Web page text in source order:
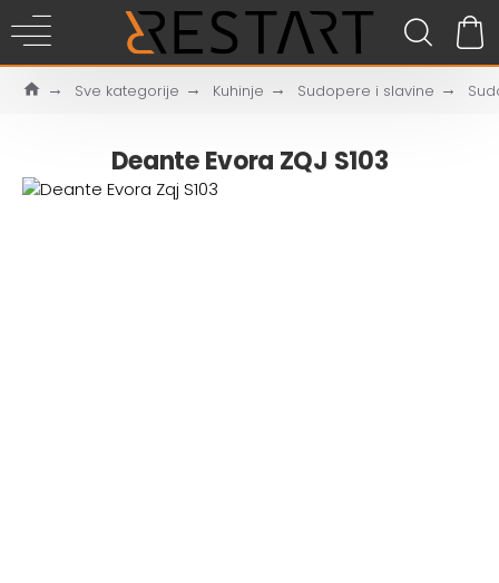
Sve kategorije Kuhinje Sudopere i slavine
Deante Evora ZQJ S103